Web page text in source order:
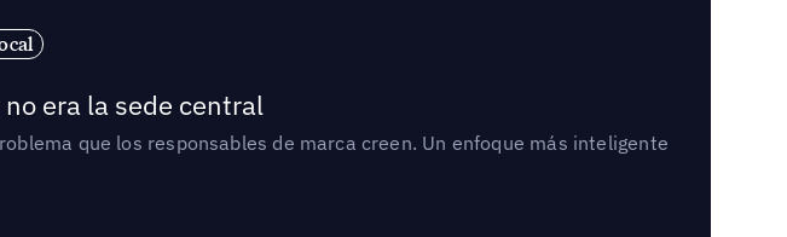
era la sede central
que los responsables de marca creen. Un enfoque más inteligente